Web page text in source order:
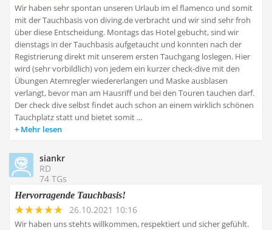
Wir haben sehr spontan unseren Urlaub im el flamenco und somit
mit der Tauchbasis von diving.de verbracht und wir sind sehr froh
über diese Entscheidung. Montags das Hotel gebucht, sind wir
dienstags in der Tauchbasis aufgetaucht und konnten nach der
Registrierung direkt mit unserem ersten Tauchgang loslegen. Hier
wird (sehr vorbildlich) von jedem ein kurzer check-dive mit den
Übungen Atemregler wiedererlangen und Maske ausblasen
verlangt, bevor man am Hausriff und bei den Touren tauchen darf.
Der check dive selbst findet auch schon an einem wirklich schönen
Tauchplatz statt und bietet somit ...
Mehr lesen
siankr
RD
74 TGs
Hervorragende Tauchbasis!
26.10.2021 10:16
Wir haben uns stehts willkommen, respektiert und sicher gefühlt.